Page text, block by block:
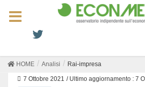
HOME Analisi Rai-impresa
7 Ottobre 2021 / Ultimo aggiornamento : 7